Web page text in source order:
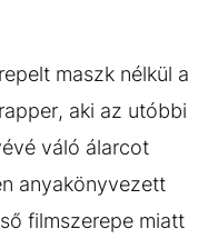
maszk nélkül a
aki az utóbbi
váló álarcot
anyakönyvezett
filmszerepe miatt